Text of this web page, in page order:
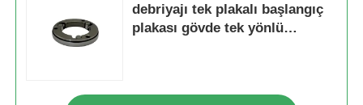
Teklif isteği
debriyajı tek plakalı başlangıç
plakası gövde tek yönlü